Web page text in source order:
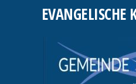
EVANGELISCHE